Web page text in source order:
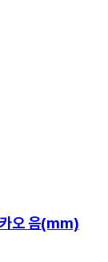
카오 음(mm)